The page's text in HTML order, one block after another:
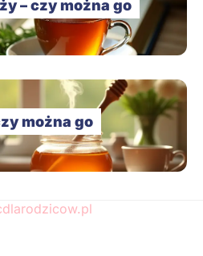
– czy można go
można go